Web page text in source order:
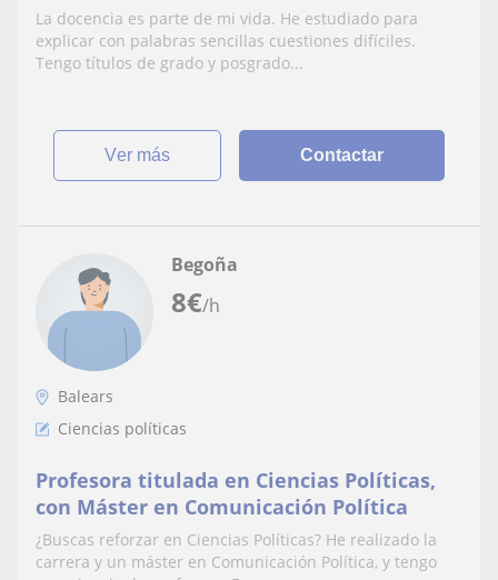
La docencia es parte de mi vida. He estudiado para
explicar con palabras sencillas cuestiones difíciles.
Tengo títulos de grado y posgrado...
ver más Contactar
8€/h
Begoña
Balears
Ciencias políticas
Profesora titulada en Ciencias Políticas,
con Máster en Comunicación Política
¿Buscas reforzar en Ciencias Políticas? He realizado la
carrera y un máster en Comunicación Política, y tengo